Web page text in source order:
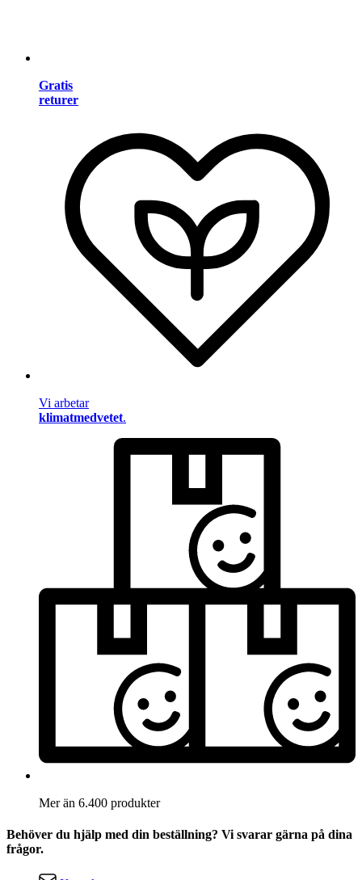
Gratis
returer
Vi arbetar
klimatmedvetet.
Mer än 6.400 produkter
Behöver du hjälp med din beställning? Vi svarar gärna på dina
frågor.